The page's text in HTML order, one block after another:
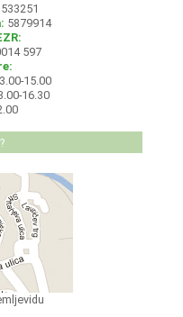
5879914
597
15.00
16.30